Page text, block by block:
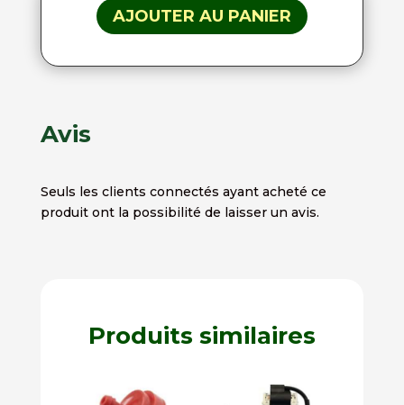
AJOUTER AU PANIER
Avis
Seuls les clients connectés ayant acheté ce
produit ont la possibilité de laisser un avis.
Produits similaires